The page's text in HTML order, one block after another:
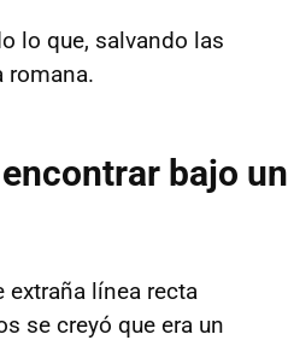
lo que, salvando las
romana.
bajo un
extraña línea recta
se creyó que era un